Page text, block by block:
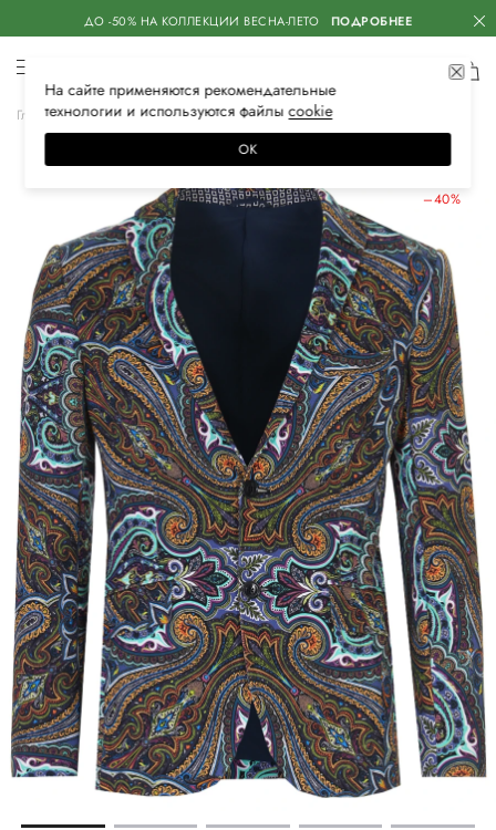
ДО -50% НА КОЛЛЕКЦИИ ВЕСНА-ЛЕТО ПОДРОБНЕЕ
Главная Мужская Одежда Пиджаки Классические
–40%
На сайте применяются рекомендательные
технологии и используются файлысооkiе
ОК